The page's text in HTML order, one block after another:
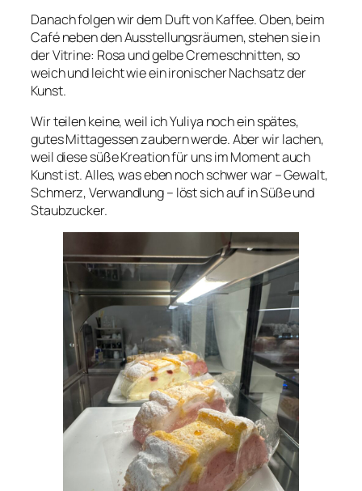
Danach folgen wir dem Duft von Kaffee. Oben, beim
Café neben den Ausstellungsräumen, stehen sie in
der Vitrine: Rosa und gelbe Cremeschnitten, so
weich und leicht wie ein ironischer Nachsatz der
Kunst.
Wir teilen keine, weil ich Yuliya noch ein spätes,
gutes Mittagessen zaubern werde. Aber wir lachen,
weil diese süße Kreation für uns im Moment auch
Kunst ist. Alles, was eben noch schwer war – Gewalt,
Schmerz, Verwandlung – löst sich auf in Süße und
Staubzucker.